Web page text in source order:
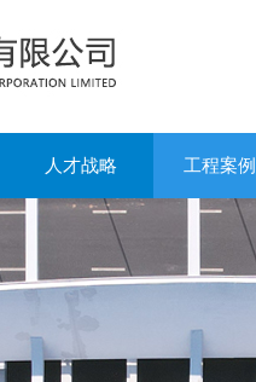
人才战略 工程案例